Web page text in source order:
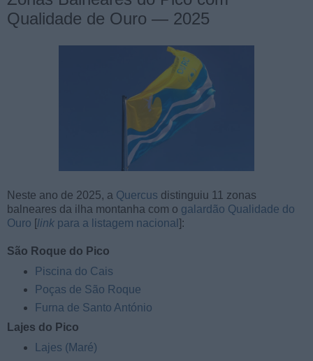
Qualidade de Ouro — 2025
Neste ano de 2025, a Quercus distinguiu 11 zonas
balneares da ilha montanha com o galardão Qualidade do
Ouro [link para a listagem nacional ]:
São Roque do Pico
Piscina do Cais
Poças de São Roque
Furna de Santo António
Lajes do Pico
Lajes (Maré)